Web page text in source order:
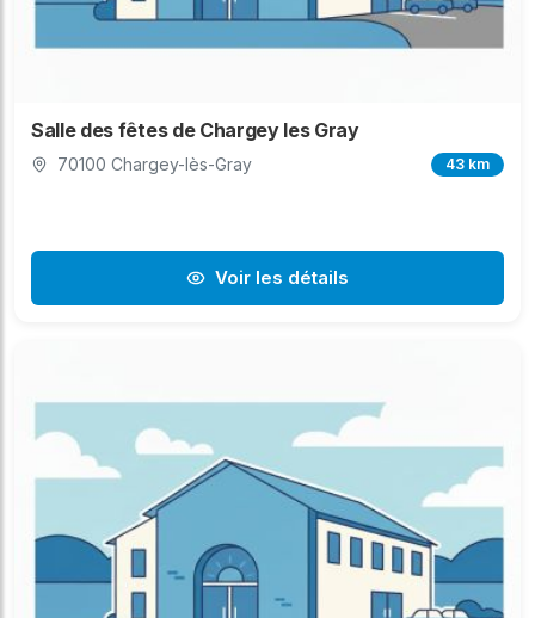
Salle des fêtes de Chargey les Gray
70100 Chargey-lès-Gray 43 km
Voir les détails